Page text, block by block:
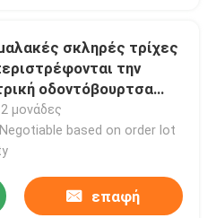
οδοντόβουρτσα
παιδιών
σκληρές τρίχες
την
οδοντόβουρτσα
για την
γόμμας
μονάδες
based on order lot
επαφή